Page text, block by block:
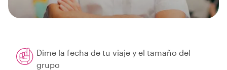
Dime la fecha de tu viaje y el tamaño del
grupo